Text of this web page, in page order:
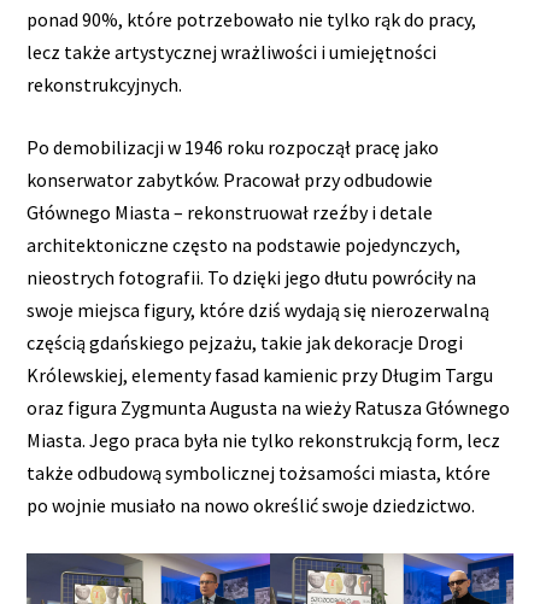
ponad 90%, które potrzebowało nie tylko rąk do pracy,
lecz także artystycznej wrażliwości i umiejętności
rekonstrukcyjnych.
Po demobilizacji w 1946 roku rozpoczął pracę jako
konserwator zabytków. Pracował przy odbudowie
Głównego Miasta – rekonstruował rzeźby i detale
architektoniczne często na podstawie pojedynczych,
nieostrych fotografii. To dzięki jego dłutu powróciły na
swoje miejsca figury, które dziś wydają się nierozerwalną
częścią gdańskiego pejzażu, takie jak dekoracje Drogi
Królewskiej, elementy fasad kamienic przy Długim Targu
oraz figura Zygmunta Augusta na wieży Ratusza Głównego
Miasta. Jego praca była nie tylko rekonstrukcją form, lecz
także odbudową symbolicznej tożsamości miasta, które
po wojnie musiało na nowo określić swoje dziedzictwo.